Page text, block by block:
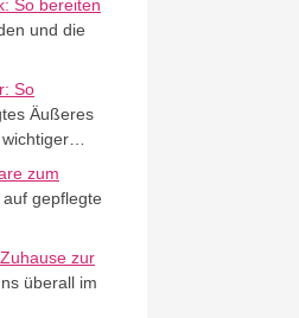
So bereiten
und die
So
Äußeres
zum
gepflegte
zur
überall im